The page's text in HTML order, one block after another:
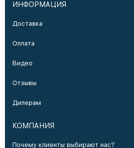
ИНФОРМАЦИЯ
Доставка
Оплата
Видео
Отзывы
Дилерам
КОМПАНИЯ
Почему клиенты выбирают нас?